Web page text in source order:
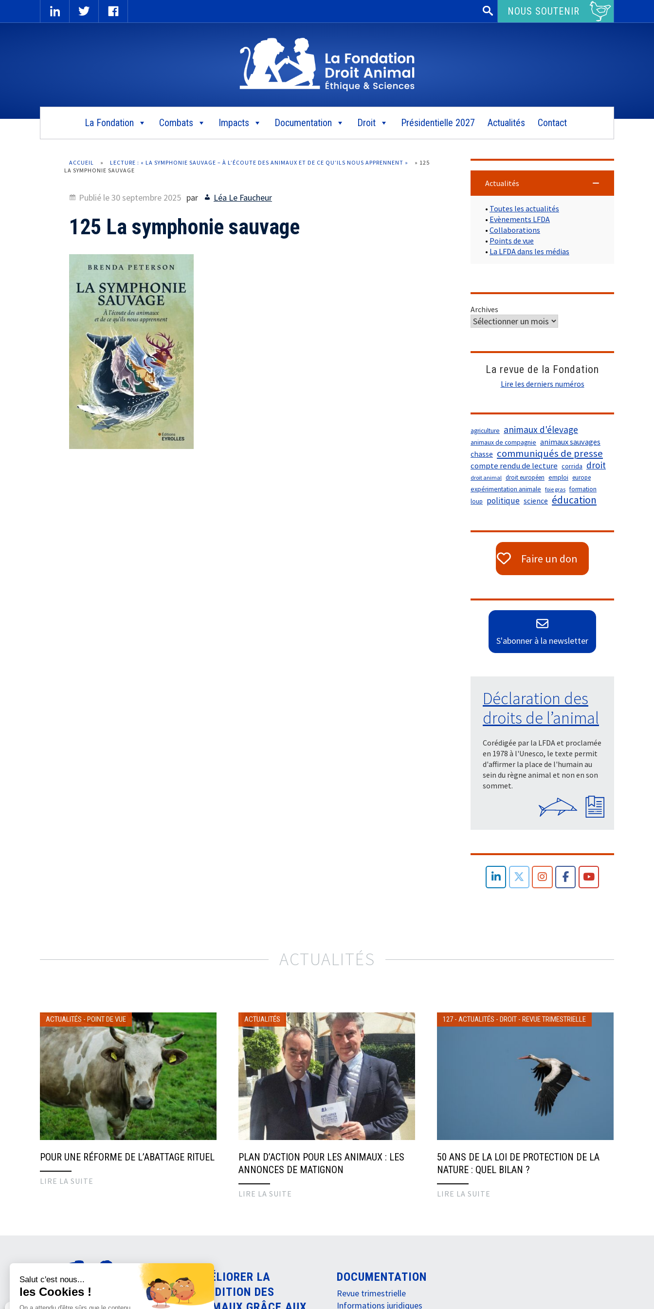
Rechercher :NOUS SOUTENIR
La Fondation Combats Impacts Documentation Droit Présidentielle 2027 Actualités Contact
ACCUEIL » LECTURE : « LA SYMPHONIE SAUVAGE – À L’ÉCOUTE DES ANIMAUX ET DE CE QU’ILS NOUS APPRENNENT » » 125
LA SYMPHONIE SAUVAGE
Publié le30 septembre 2025 par Léa Le Faucheur
125 La symphonie sauvage
Actualités
• Toutes les actualités
• Evènements LFDA
• Collaborations
• Points de vue
• La LFDA dans les médias
Archives
La revue de la Fondation
Lire les derniers numéros
agriculture animaux d'élevage
animaux de compagnie animaux sauvages
chasse communiqués de presse
compte rendu de lecture corrida droit
droit animal droit européen emploi europe
expérimentation animale foie gras formation
loup politique science éducation
Faire un don
S'abonner à la newsletter
Déclaration des
droits de l’animal
Corédigée par la LFDA et proclamée
en 1978 à l'Unesco, le texte permit
d'affirmer la place de l'humain au
sein du règne animal et non en son
sommet.
ACTUALITÉS
ACTUALITÉS - POINT DE VUE
POUR UNE RÉFORME DE L’ABATTAGE RITUEL
LIRE LA SUITE
ACTUALITÉS
PLAN D’ACTION POUR LES ANIMAUX : LES
ANNONCES DE MATIGNON
LIRE LA SUITE
127- ACTUALITÉS - DROIT- REVUE TRIMESTRIELLE
50 ANS DE LA LOI DE PROTECTION DE LA
NATURE : QUEL BILAN ?
LIRE LA SUITE
AMÉLIORER LA
CONDITION DES
DOCUMENTATION
Revue trimestrielle
Informations juridiques